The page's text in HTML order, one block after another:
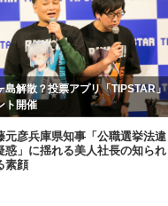
島解散？投票アプリ「TIPSTAR」
ト開催
元彦兵庫県知事「公職選挙法違
惑」に揺れる美人社長の知られ
素顔